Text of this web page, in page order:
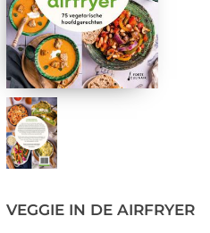
VEGGIE IN DE AIRFRYER